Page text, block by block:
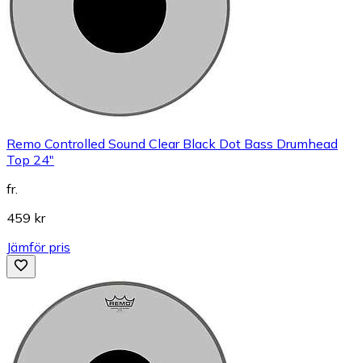
Remo Controlled Sound Clear Black Dot Bass Drumhead
Top 24"
fr.
459 kr
Jämför pris